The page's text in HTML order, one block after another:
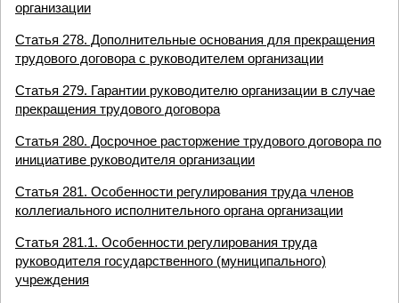
организации
Статья 278. Дополнительные основания для прекращения
трудового договора с руководителем организации
Статья 279. Гарантии руководителю организации в случае
прекращения трудового договора
Статья 280. Досрочное расторжение трудового договора по
инициативе руководителя организации
Статья 281. Особенности регулирования труда членов
коллегиального исполнительного органа организации
Статья 281.1. Особенности регулирования труда
руководителя государственного (муниципального)
учреждения